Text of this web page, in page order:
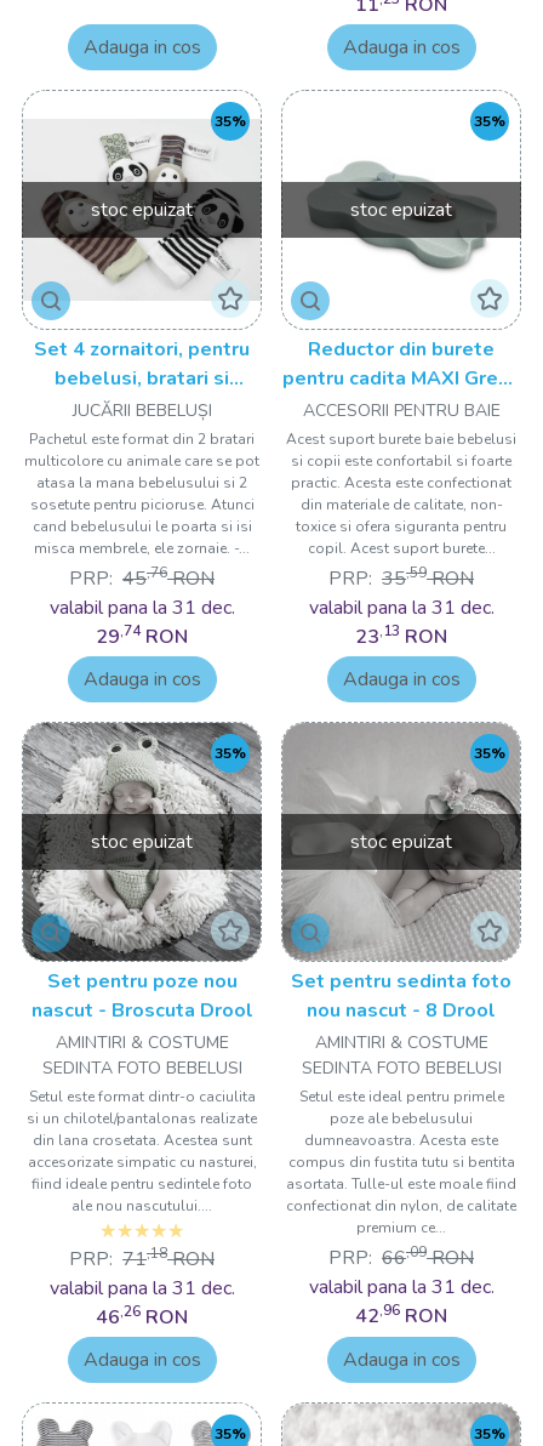
Adauga in cos
Adauga in cos
stoc epuizat
35%
Set 4 zornaitori, pentru
bebelusi, bratari si
sosetute - model 2 Drool
JUCĂRII BEBELUȘI
Pachetul este format din 2 bratari
multicolore cu animale care se pot
atasa la mana bebelusului si 2
sosetute pentru picioruse. Atunci
cand bebelusului le poarta si isi
misca membrele, ele zornaie. -...
PRP: 45,76 RON
valabil pana la 31 dec.
29,74 RON
Adauga in cos
stoc epuizat
35%
Reductor din burete
pentru cadita MAXI Green
Drool
ACCESORII PENTRU BAIE
Acest suport burete baie bebelusi
si copii este confortabil si foarte
practic. Acesta este confectionat
din materiale de calitate, non-
toxice si ofera siguranta pentru
copil. Acest suport burete...
PRP: 35,59 RON
valabil pana la 31 dec.
23,13 RON
Adauga in cos
stoc epuizat
35%
Set pentru poze nou
nascut - Broscuta Drool
AMINTIRI & COSTUME
SEDINTA FOTO BEBELUSI
Setul este format dintr-o caciulita
si un chilotel/pantalonas realizate
din lana crosetata. Acestea sunt
accesorizate simpatic cu nasturei,
fiind ideale pentru sedintele foto
ale nou nascutului....
PRP: 71,18 RON
valabil pana la 31 dec.
46,26 RON
Adauga in cos
stoc epuizat
35%
Set pentru sedinta foto
nou nascut - 8 Drool
AMINTIRI & COSTUME
SEDINTA FOTO BEBELUSI
Setul este ideal pentru primele
poze ale bebelusului
dumneavoastra. Acesta este
compus din fustita tutu si bentita
asortata. Tulle-ul este moale fiind
confectionat din nylon, de calitate
premium ce...
PRP: 66,09 RON
valabil pana la 31 dec.
42,96 RON
Adauga in cos
35% 35%